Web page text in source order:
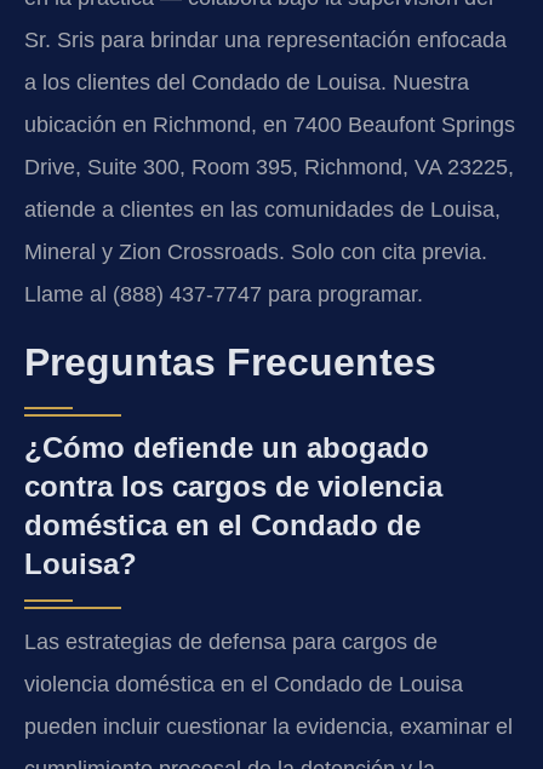
Sr. Sris para brindar una representación enfocada
a los clientes del Condado de Louisa. Nuestra
ubicación en Richmond, en 7400 Beaufont Springs
Drive, Suite 300, Room 395, Richmond, VA 23225,
atiende a clientes en las comunidades de Louisa,
Mineral y Zion Crossroads. Solo con cita previa.
Llame al (888) 437-7747 para programar.
Preguntas Frecuentes
¿Cómo defiende un abogado
contra los cargos de violencia
doméstica en el Condado de
Louisa?
Las estrategias de defensa para cargos de
violencia doméstica en el Condado de Louisa
pueden incluir cuestionar la evidencia, examinar el